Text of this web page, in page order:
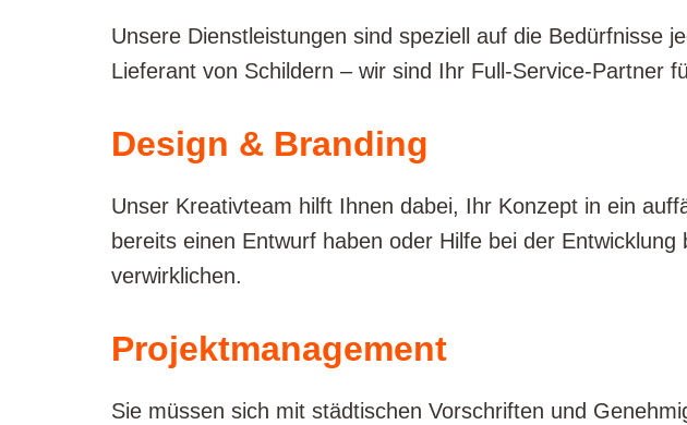
Unsere Dienstleistungen sind speziell auf die Bedürfnisse
Lieferant von Schildern – wir sind Ihr Full-Service-Partner
Design & Branding
Unser Kreativteam hilft Ihnen dabei, Ihr Konzept in ein
bereits einen Entwurf haben oder Hilfe bei der
verwirklichen.
Projektmanagement
Sie müssen sich mit städtischen Vorschriften und